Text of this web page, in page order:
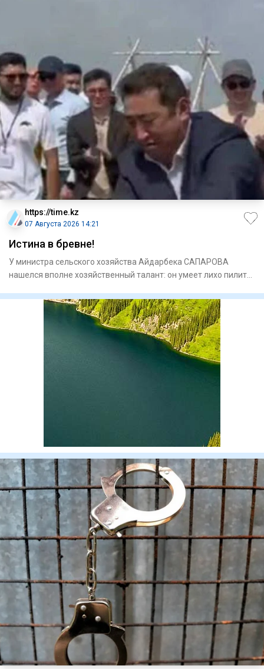
https://time.kz
07 Августа 2026 14:21
Истина в бревне!
У министра сельского хозяйства Айдарбека САПАРОВА
нашелся вполне хозяйственный талант: он умеет лихо пилить